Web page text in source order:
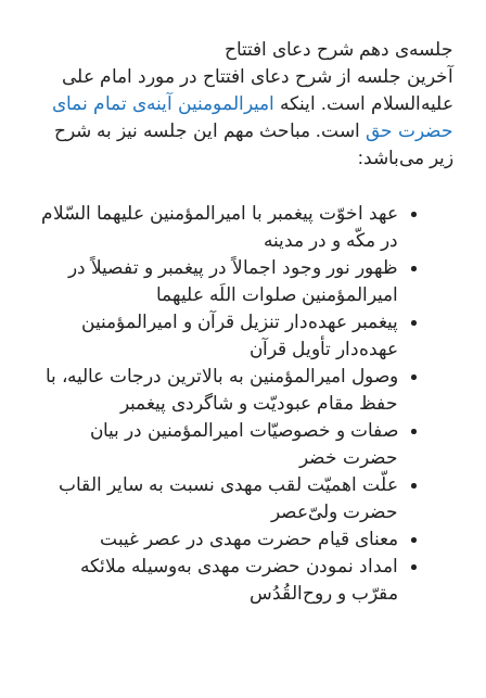
جلسه‌ی دهم شرح دعای افتتاح
آخرین جلسه از شرح دعای افتتاح در مورد امام علی
علیه‌السلام است. اینکه امیرالمومنین آینه‌ی تمام نمای
حضرت حق است. مباحث مهم این جلسه نیز به شرح
زیر می‌باشد:
عهد اخوّت پیغمبر با امیرالمؤمنین علیهما السّلام
در مکّه و در مدینه
ظهور نور وجود اجمالاً در پیغمبر و تفصیلاً در
امیرالمؤمنین صلوات اللَه علیهما
پیغمبر عهده‌دار تنزیل قرآن و امیرالمؤمنین
عهده‌دار تأویل قرآن
وصول امیرالمؤمنین به بالاترین درجات عالیه، با
حفظ مقام عبودیّت و شاگردی پیغمبر
صفات و خصوصیّات امیرالمؤمنین در بیان
حضرت خضر
علّت اهمیّت لقب مهدی نسبت به سایر القاب
حضرت ولیّ‌عصر
معنای قیام حضرت مهدی در عصر غیبت
امداد نمودن حضرت مهدی به‌وسیله ملائکه
مقرّب و روح‌القُدُس